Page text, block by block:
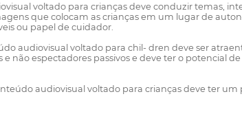
voltado para crianças deve conduzir temas,
que colocam as crianças em um lugar de
ou papel de cuidador.
audiovisual voltado para chil- dren deve ser
não espectadores passivos e deve ter o potencial
audiovisual voltado para crianças deve ter